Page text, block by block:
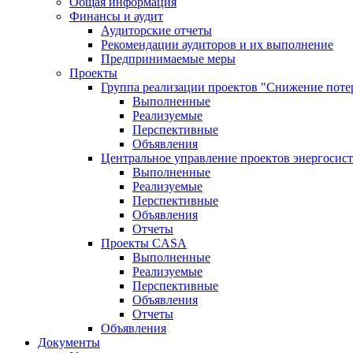
Финансы и аудит
Аудиторские отчеты
Рекомендации аудиторов и их выполнение
Предпринимаемые меры
Проекты
Группа реализации проектов "Снижение
Выполненные
Реализуемые
Перспективные
Объявления
Центральное управление проектов
Выполненные
Реализуемые
Перспективные
Объявления
Отчеты
Проекты CASA
Выполненные
Реализуемые
Перспективные
Объявления
Отчеты
Объявления
Документы